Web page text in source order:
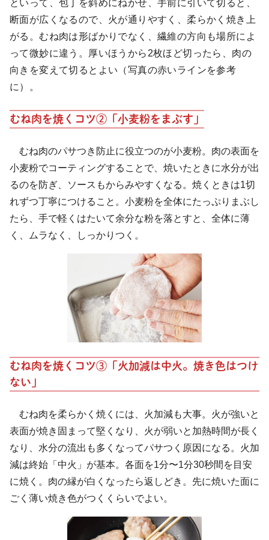
といって、包丁を斜めにねかせ、手前に引いて切ると、
断面が広くなるので、火が通りやすく、柔らかく焼き上
がる。むね肉は形ばかりでなく、繊維の方向も場所によ
って微妙に違う。厚いほうから2枚ほど切ったら、肉の
向きを変えて切るとよい（写真の赤いラインを参考
に）。
むね肉を焼くコツ②「小麦粉をまぶす」
むね肉のパサつき防止に役立つのが小麦粉。肉の表面を
小麦粉でコーティングすることで、焼いたときに水分が出
るのを防ぎ、ソースもからみやすくなる。焼くときは1切
れずつ丁寧につけること。小麦粉を全体にたっぷりまぶし
たら、手で軽くはたいて余分な粉を落とすと、全体に薄
く、ムラなく、しっかりつく。
むね肉を焼くコツ③「火加減は中火。焼き色はつけ
ない」
むね肉を柔らかく焼くには、火加減も大事。火が強いと
表面が焼き固まって堅くなり、火が弱いと加熱時間が長く
なり、水分の流出も多くなってパサつく原因になる。火加
減は終始「中火」が基本。各面を1分〜1分30秒間を目安
に焼く。肉の縁が白くなったら返しどき。先に焼いた面に
ごく薄い焼き色がつくくらいでよい。